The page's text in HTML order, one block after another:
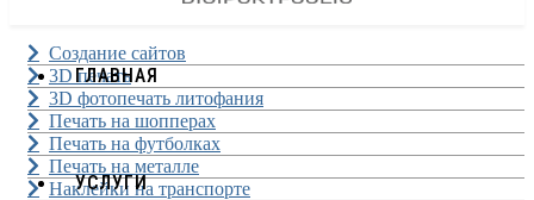
ГЛАВНАЯ
УСЛУГИ
Создание сайтов
3D печать
3D фотопечать литофания
Печать на шопперах
Печать на футболках
Печать на металле
Наклейки на транспорте